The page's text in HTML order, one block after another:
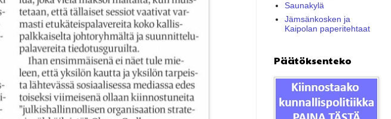
Saunakylä
Jämsänkosken ja
Kaipolan paperitehtaat
Päätöksenteko